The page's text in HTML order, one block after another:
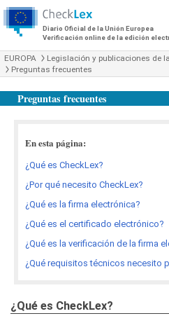
Diario Oficial de la Unión Europea
Verificación online de la edición
EUROPA Legislación y publicaciones de
Preguntas frecuentes
Preguntas frecuentes
En esta página:
¿Qué es CheckLex?
¿Por qué necesito CheckLex?
¿Qué es la firma electrónica?
¿Qué es el certificado electrónico?
¿Qué es la verificación de la firma
¿Qué requisitos técnicos necesito
¿Qué es CheckLex?